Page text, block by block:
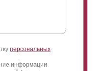
персональных
информации